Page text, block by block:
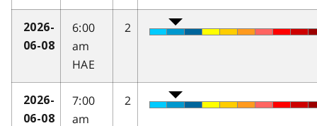
2026-
06-08
6:00
am
HAE
2
2026-
06-08
7:00
am
2